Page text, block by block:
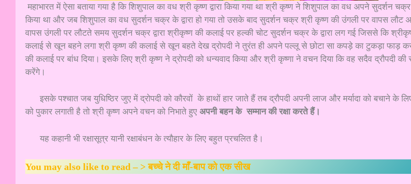
महाभारत में ऐसा बताया गया है कि शिशुपाल का वध श्री कृष्ण द्वारा किया गया था श्री कृष्ण ने शिशुपाल का वध अपने सुदर्शन चक्र
किया था और जब शिशुपाल का वध सुदर्शन चक्र के द्वारा हो गया तो उसके बाद सुदर्शन चक्र श्री कृष्ण की उंगली पर वापस लौट
वापस उंगली पर लौटते समय सुदर्शन चक्र द्वारा श्रीकृष्ण की कलाई पर हल्की चोट सुदर्शन चक्र के द्वारा लग गई जिससे कि
कलाई से खून बहने लगा श्री कृष्ण की कलाई से खून बहते देख द्रोपदी ने तुरंत ही अपने पल्लू से छोटा सा कपड़े का टुकड़ा फाड़
की कलाई पर बांध दिया। इसके लिए श्री कृष्ण ने द्रोपदी को धन्यवाद किया और श्री कृष्णा ने वचन दिया कि वह सदैव द्रौपदी की
करेंगे।
इसके पश्चात जब युधिष्ठिर जुए में द्रोपदी को कौरवों के हाथों हार जाते हैं तब द्रौपदी अपनी लाज और मर्यादा को बचाने के
को पुकार लगाती है तो श्री कृष्ण अपने वचन को निभाते हुए अपनी बहन के सम्मान की रक्षा करते हैं।
यह कहानी भी रक्षासूत्र यानी रक्षाबंधन के त्यौहार के लिए बहुत प्रचलित है।
You may also like to read – >बच्चे ने दी माँ-बाप को एक सीख